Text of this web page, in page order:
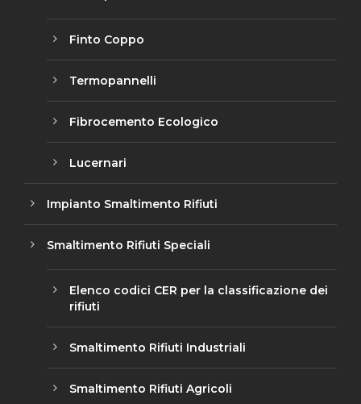
Finto Coppo
Termopannelli
Fibrocemento Ecologico
Lucernari
Impianto Smaltimento Rifiuti
Smaltimento Rifiuti Speciali
Elenco codici CER per la classificazione dei
rifiuti
Smaltimento Rifiuti Industriali
Smaltimento Rifiuti Agricoli